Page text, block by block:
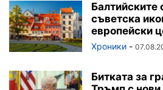
Балтийските
съветска
европейски
Хроники -
Битката за